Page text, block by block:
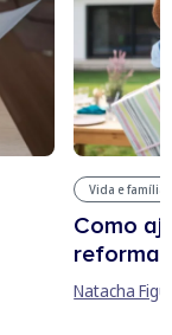
Vida e família
Como
reforma
Natacha